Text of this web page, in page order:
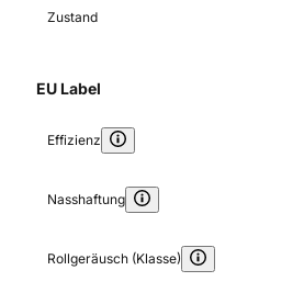
Zustand
EU Label
Effizienz
Nasshaftung
Rollgeräusch (Klasse)